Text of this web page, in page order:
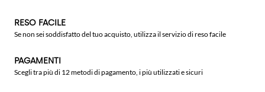
RESO FACILE
Se non sei soddisfatto del tuo acquisto, utilizza il servizio di reso facile
PAGAMENTI
Scegli tra più di 12 metodi di pagamento, i più utilizzati e sicuri